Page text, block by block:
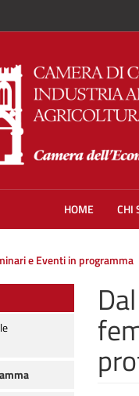
HOME CHI
e Eventi in programma